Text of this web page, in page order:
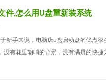
件,怎么用U盘重新装系统
新手来说，电脑店u盘启动盘的优点很
没有花里胡哨的背景，没有满屏的快捷